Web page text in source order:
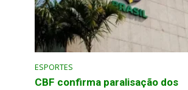
ESPORTES
CBF confirma paralisação dos